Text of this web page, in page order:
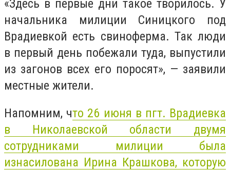
«Здесь в первые дни такое творилось. У
начальника милиции Синицкого под
Врадиевкой есть свиноферма. Так люди
в первый день побежали туда, выпустили
из загонов всех его поросят», — заявили
местные жители.
Напомним, что 26 июня в пгт. Врадиевка
в Николаевской области двумя
сотрудниками милиции была
изнасилована Ирина Крашкова, которую